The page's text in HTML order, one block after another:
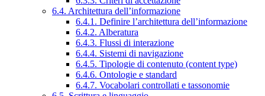
6.4. Architettura dell’informazione
6.4.1. Definire l’architettura dell’informazione
6.4.2. Alberatura
6.4.3. Flussi di interazione
6.4.4. Sistemi di navigazione
6.4.5. Tipologie di contenuto (content type)
6.4.6. Ontologie e standard
6.4.7. Vocabolari controllati e tassonomie